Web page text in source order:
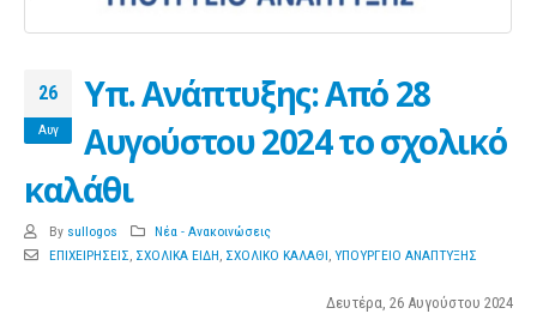
26
Αυγ
Υπ. Ανάπτυξης: Από 28
Αυγούστου 2024 το σχολικό
καλάθι
By sullogos
Νέα - Ανακοινώσεις
ΕΠΙΧΕΙΡΗΣΕΙΣ ΣΧΟΛΙΚΑ ΕΙΔΗ ΣΧΟΛΙΚΟ ΚΑΛΑΘΙ ΥΠΟΥΡΓΕΙΟ ΑΝΑΠΤΥΞΗΣ
Δευτέρα, 26 Αυγούστου 2024